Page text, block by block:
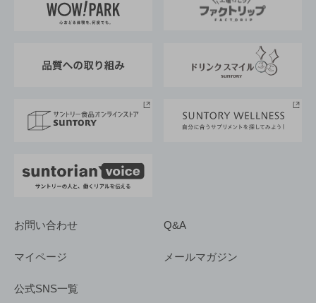
地域情報
サントリーサンバーズ大阪
サントリーが考えるサステナビリティ経営
企業概要
採用情報
お問い合わせ Q&A
マイページ メールマガジン
公式SNS一覧